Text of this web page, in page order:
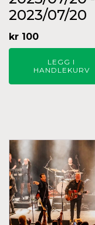
2023/07/20
kr 100
LEGG I
HANDLEKURV